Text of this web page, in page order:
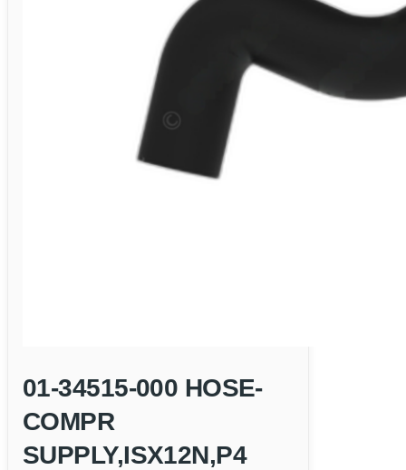
01-34515-000 HOSE-
COMPR
SUPPLY,ISX12N,P4